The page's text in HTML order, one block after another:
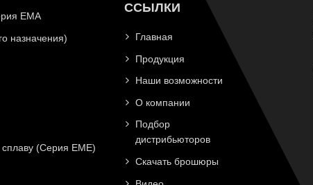
EMA
назначения)
(Серия EME)
ССЫЛКИ
Главная
Продукция
Наши возможности
О компании
Подбор
дистрибьюторов
Скачать брошюры